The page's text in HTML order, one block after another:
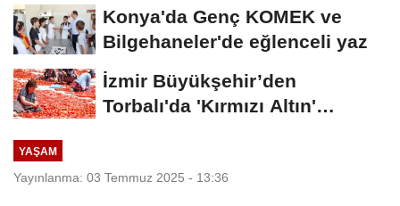
Konya'da Genç KOMEK ve
Bilgehaneler'de eğlenceli yaz
İzmir Büyükşehir’den
Torbalı'da 'Kırmızı Altın'
YAŞAM
Yayınlanma: 03 Temmuz 2025 - 13:36